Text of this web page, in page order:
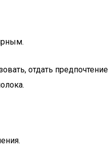
отдать предпочтение